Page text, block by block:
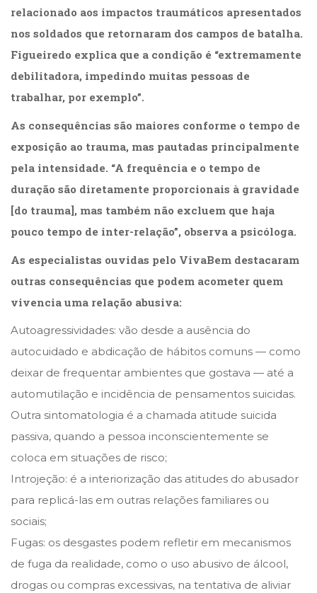
relacionado aos impactos traumáticos apresentados
nos soldados que retornaram dos campos de batalha.
Figueiredo explica que a condição é “extremamente
debilitadora, impedindo muitas pessoas de
trabalhar, por exemplo”.
As consequências são maiores conforme o tempo de
exposição ao trauma, mas pautadas principalmente
pela intensidade. “A frequência e o tempo de
duração são diretamente proporcionais à gravidade
[do trauma], mas também não excluem que haja
pouco tempo de inter-relação”, observa a psicóloga.
As especialistas ouvidas pelo VivaBem destacaram
outras consequências que podem acometer quem
vivencia uma relação abusiva:
Autoagressividades: vão desde a ausência do
autocuidado e abdicação de hábitos comuns — como
deixar de frequentar ambientes que gostava — até a
automutilação e incidência de pensamentos suicidas.
Outra sintomatologia é a chamada atitude suicida
passiva, quando a pessoa inconscientemente se
coloca em situações de risco;
Introjeção: é a interiorização das atitudes do abusador
para replicá-las em outras relações familiares ou
sociais;
Fugas: os desgastes podem refletir em mecanismos
de fuga da realidade, como o uso abusivo de álcool,
drogas ou compras excessivas, na tentativa de aliviar